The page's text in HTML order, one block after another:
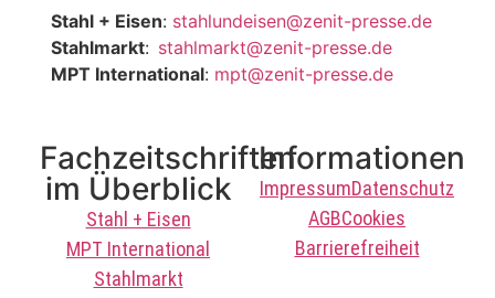
Stahl + Eisen: stahlundeisen@zenit-presse.de
Stahlmarkt: stahlmarkt@zenit-presse.de
MPT International: mpt@zenit-presse.de
Fachzeitschriften
im Überblick
Stahl + Eisen
MPT International
Stahlmarkt
Informationen
ImpressumDatenschutz
AGBCookies
Barrierefreiheit